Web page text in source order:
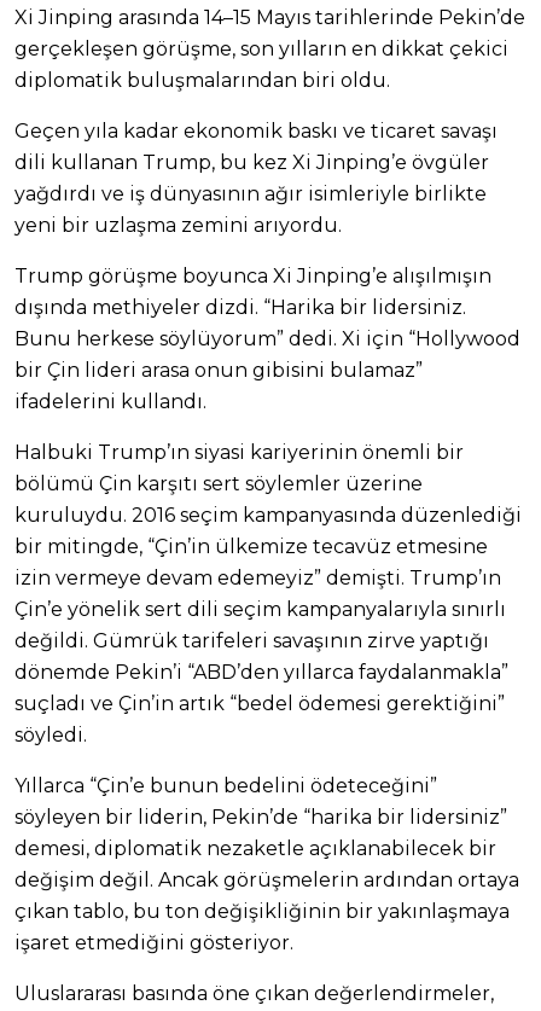
Xi Jinping arasında 14–15 Mayıs tarihlerinde Pekin’de
gerçekleşen görüşme, son yılların en dikkat çekici
diplomatik buluşmalarından biri oldu.
Geçen yıla kadar ekonomik baskı ve ticaret savaşı
dili kullanan Trump, bu kez Xi Jinping’e övgüler
yağdırdı ve iş dünyasının ağır isimleriyle birlikte
yeni bir uzlaşma zemini arıyordu.
Trump görüşme boyunca Xi Jinping’e alışılmışın
dışında methiyeler dizdi. “Harika bir lidersiniz.
Bunu herkese söylüyorum” dedi. Xi için “Hollywood
bir Çin lideri arasa onun gibisini bulamaz”
ifadelerini kullandı.
Halbuki Trump’ın siyasi kariyerinin önemli bir
bölümü Çin karşıtı sert söylemler üzerine
kuruluydu. 2016 seçim kampanyasında düzenlediği
bir mitingde, “Çin’in ülkemize tecavüz etmesine
izin vermeye devam edemeyiz” demişti. Trump’ın
Çin’e yönelik sert dili seçim kampanyalarıyla sınırlı
değildi. Gümrük tarifeleri savaşının zirve yaptığı
dönemde Pekin’i “ABD’den yıllarca faydalanmakla”
suçladı ve Çin’in artık “bedel ödemesi gerektiğini”
söyledi.
Yıllarca “Çin’e bunun bedelini ödeteceğini”
söyleyen bir liderin, Pekin’de “harika bir lidersiniz”
demesi, diplomatik nezaketle açıklanabilecek bir
değişim değil. Ancak görüşmelerin ardından ortaya
çıkan tablo, bu ton değişikliğinin bir yakınlaşmaya
işaret etmediğini gösteriyor.
Uluslararası basında öne çıkan değerlendirmeler,